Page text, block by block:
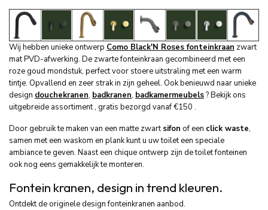
Wij hebben unieke ontwerp Como Black'N Roses fonteinkraan zwart
mat PVD-afwerking. De zwarte fonteinkraan gecombineerd met een
roze goud mondstuk, perfect voor stoere uitstraling met een warm
tintje. Opvallend en zeer strak in zijn geheel. Ook benieuwd naar unieke
design douchekranen, badkranen, badkamermeubels? Bekijk ons
uitgebreide assortiment , gratis bezorgd vanaf €150 .
Door gebruik te maken van een matte zwartsifon of een click waste,
samen met een waskom en plank kunt u uw toilet een speciale
ambiance te geven. Naast een chique ontwerp zijn de toilet fonteinen
ook nog eens gemakkelijk te monteren.
Fontein kranen, design in trend kleuren.
Ontdekt de originele design fonteinkranen aanbod.